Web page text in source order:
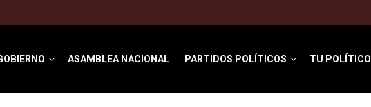
ASAMBLEA NACIONAL PARTIDOS POLÍTICOS TU POLÍTICO